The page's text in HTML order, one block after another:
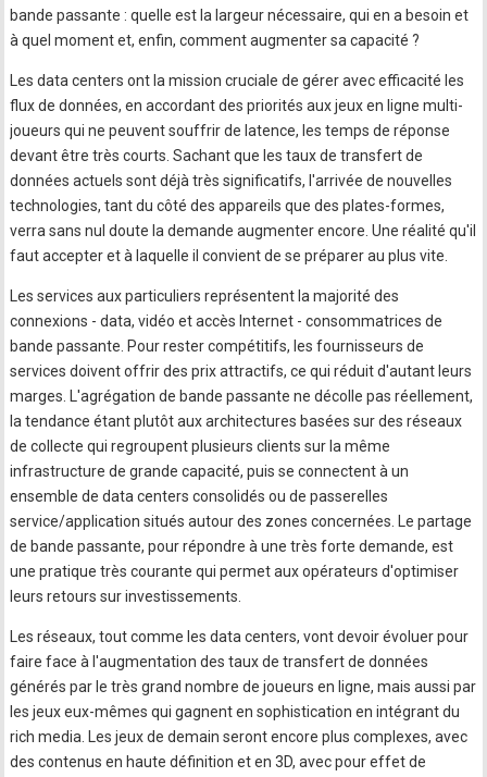
bande passante : quelle est la largeur nécessaire, qui en a besoin et
à quel moment et, enfin, comment augmenter sa capacité ?
Les data centers ont la mission cruciale de gérer avec efficacité les
flux de données, en accordant des priorités aux jeux en ligne multi-
joueurs qui ne peuvent souffrir de latence, les temps de réponse
devant être très courts. Sachant que les taux de transfert de
données actuels sont déjà très significatifs, l'arrivée de nouvelles
technologies, tant du côté des appareils que des plates-formes,
verra sans nul doute la demande augmenter encore. Une réalité qu'il
faut accepter et à laquelle il convient de se préparer au plus vite.
Les services aux particuliers représentent la majorité des
connexions - data, vidéo et accès Internet - consommatrices de
bande passante. Pour rester compétitifs, les fournisseurs de
services doivent offrir des prix attractifs, ce qui réduit d'autant leurs
marges. L'agrégation de bande passante ne décolle pas réellement,
la tendance étant plutôt aux architectures basées sur des réseaux
de collecte qui regroupent plusieurs clients sur la même
infrastructure de grande capacité, puis se connectent à un
ensemble de data centers consolidés ou de passerelles
service/application situés autour des zones concernées. Le partage
de bande passante, pour répondre à une très forte demande, est
une pratique très courante qui permet aux opérateurs d'optimiser
leurs retours sur investissements.
Les réseaux, tout comme les data centers, vont devoir évoluer pour
faire face à l'augmentation des taux de transfert de données
générés par le très grand nombre de joueurs en ligne, mais aussi par
les jeux eux-mêmes qui gagnent en sophistication en intégrant du
rich media. Les jeux de demain seront encore plus complexes, avec
des contenus en haute définition et en 3D, avec pour effet de